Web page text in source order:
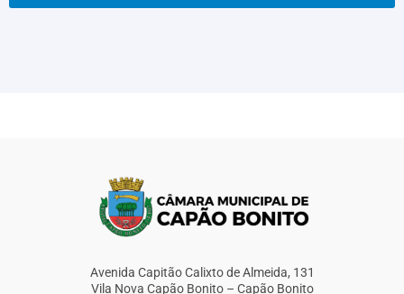
Avenida Capitão Calixto de Almeida, 131
Vila Nova Capão Bonito – Capão Bonito